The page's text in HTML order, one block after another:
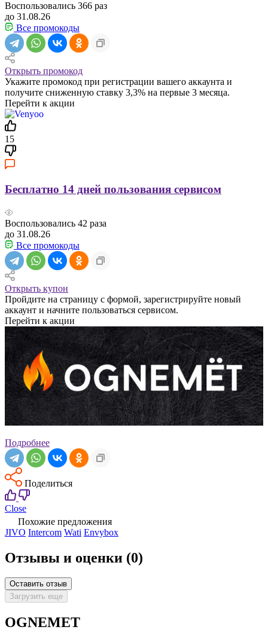
Воспользовались 366 раз
до 31.08.26
Все промокоды
Открыть промокод
Укажите промокод при регистрации вашего аккаунта и
получите сниженную ставку 3,3% на первые 3 месяца.
Перейти к акции
15
Бесплатно 14 дней пользования сервисом
Воспользовались 42 раза
до 31.08.26
Все промокоды
Открыть купон
Пройдите на страницу с формой, зарегистрируйте новый
аккаунт и начните пользоваться сервисом.
Перейти к акции
Подробнее
Поделиться
Close
Похожие предложения
JIVO Intercom Wati Envybox
Отзывы и оценки (0)
Оставить отзыв
Загрузить еще
OGNEMET